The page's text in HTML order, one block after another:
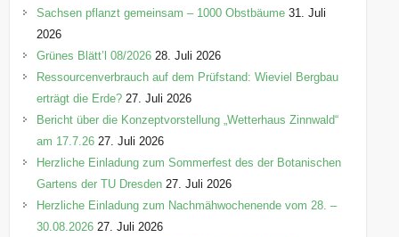
r
e
n
Sachsen pflanzt gemeinsam – 1000 Obstbäume 31. Juli
2026
Grünes Blätt’l 08/2026 28. Juli 2026
Ressourcenverbrauch auf dem Prüfstand: Wieviel Bergbau
erträgt die Erde? 27. Juli 2026
Bericht über die Konzeptvorstellung „Wetterhaus Zinnwald“
am 17.7.26 27. Juli 2026
Herzliche Einladung zum Sommerfest des der Botanischen
Gartens der TU Dresden 27. Juli 2026
Herzliche Einladung zum Nachmähwochenende vom 28. –
30.08.2026 27. Juli 2026